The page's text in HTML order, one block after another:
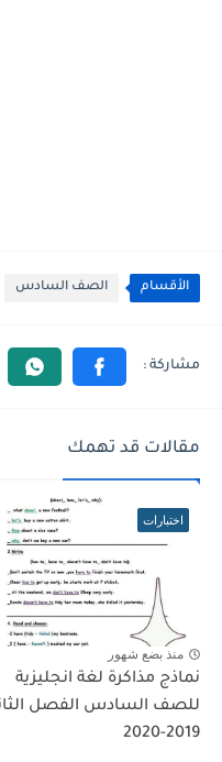
الأقسام الصف السادس
مقالات قد تهمك
اختبارات
منذ بضع شهور
نماذج مذاكرة لغة انجليزية
للصف السادس الفصل
2019-2020